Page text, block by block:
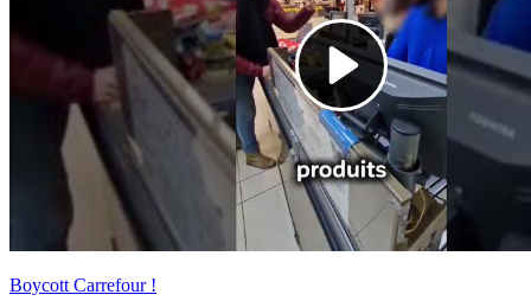
Boycott Carrefour !